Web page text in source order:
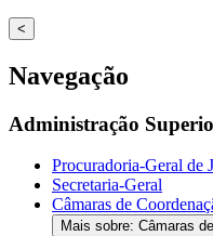
<
Navegação
Administração
Procuradoria-Geral de
Secretaria-Geral
Câmaras de
Mais sobre: Câmaras